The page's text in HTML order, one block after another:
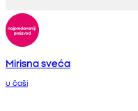
Mirisna sveća
u čaši